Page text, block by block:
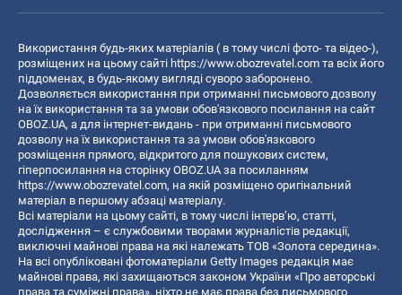
Використання будь-яких матеріалів ( в тому числі фото- та відео-),
розміщених на цьому сайті https://www.obozrevatel.com та всіх його
піддоменах, в будь-якому вигляді суворо заборонено.
Дозволяється використання при отриманні письмового дозволу
на їх використання та за умови обов'язкового посилання на сайт
OBOZ.UA, а для інтернет-видань - при отриманні письмового
дозволу на їх використання та за умови обов'язкового
розміщення прямого, відкритого для пошукових систем,
гіперпосилання на сторінку OBOZ.UA за посиланням
https://www.obozrevatel.com, на якій розміщено оригінальний
матеріал в першому абзаці матеріалу.
Всі матеріали на цьому сайті, в тому числі інтерв’ю, статті,
дослідження – є службовими творами журналістів редакції,
виключні майнові права на які належать ТОВ «Золота середина».
На всі опубліковані фотоматеріали Getty Images редакція має
майнові права, які захищаються законом України «Про авторські
права та суміжні права», ніхто не має права без письмового